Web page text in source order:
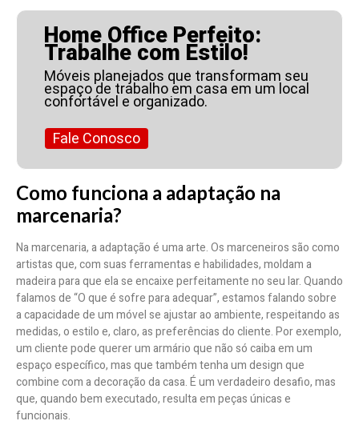
Home Office Perfeito:
Trabalhe com Estilo!
Móveis planejados que transformam seu
espaço de trabalho em casa em um local
confortável e organizado.
Fale Conosco
Como funciona a adaptação na
marcenaria?
Na marcenaria, a adaptação é uma arte. Os marceneiros são como
artistas que, com suas ferramentas e habilidades, moldam a
madeira para que ela se encaixe perfeitamente no seu lar. Quando
falamos de “O que é sofre para adequar”, estamos falando sobre
a capacidade de um móvel se ajustar ao ambiente, respeitando as
medidas, o estilo e, claro, as preferências do cliente. Por exemplo,
um cliente pode querer um armário que não só caiba em um
espaço específico, mas que também tenha um design que
combine com a decoração da casa. É um verdadeiro desafio, mas
que, quando bem executado, resulta em peças únicas e
funcionais.